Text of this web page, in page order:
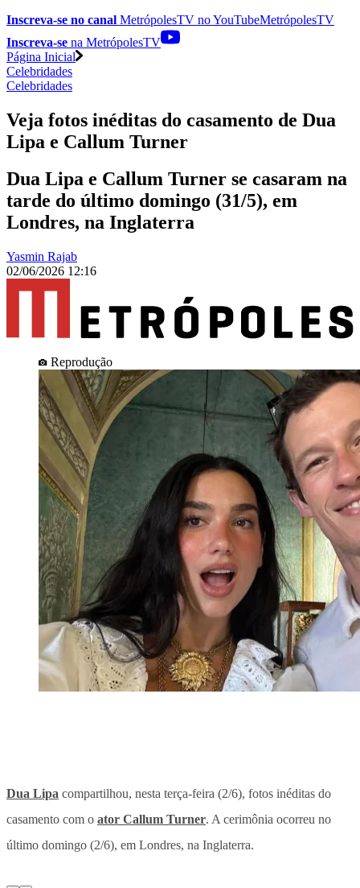
Inscreva-se no canal MetrópolesTV noYouTubeMetrópolesTV
Inscreva-se na MetrópolesTV
Página Inicial
Celebridades
Celebridades
Veja fotos inéditas do casamento de Dua
Lipa e Callum Turner
Dua Lipa e Callum Turner se casaram na
tarde do último domingo (31/5), em
Londres, na Inglaterra
Yasmin Rajab
02/06/2026 12:16
Reprodução
Dua Lipa compartilhou, nesta terça-feira (2/6), fotos inéditas do
casamento com o ator Callum Turner. A cerimônia ocorreu no
último domingo (2/6), em Londres, na Inglaterra.